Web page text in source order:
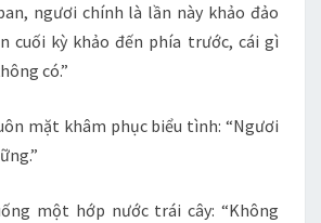
ngươi chính là lần này khảo đảo
cuối kỳ khảo đến phía trước, cái gì
có.”
mặt khâm phục biểu tình: “Ngươi
một hớp nước trái cây: “Không